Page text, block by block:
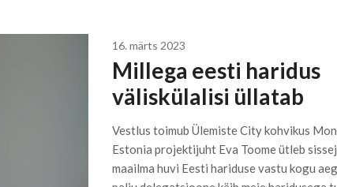
16. märts 2023
Millega eesti haridus
väliskülalisi üllatab
Vestlus toimub Ülemiste City kohvikus
Estonia projektijuht Eva Toome ütleb
maailma huvi Eesti hariduse vastu kogu